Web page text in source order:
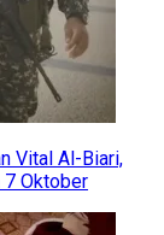
Vital Al-Biari,
Oktober